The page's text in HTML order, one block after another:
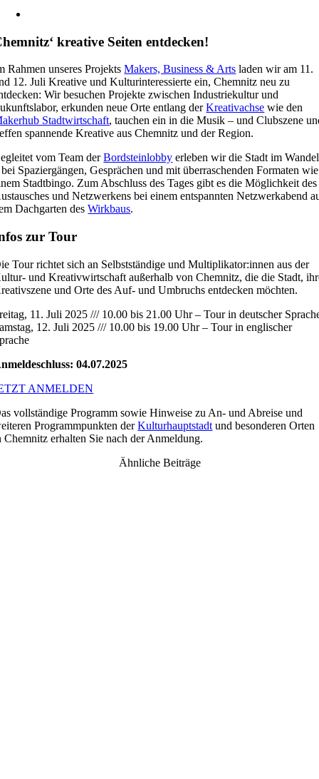
kreative Seiten entdecken!
Rahmen unseres ProjektsMakers, Business & Arts laden wir am 11.
12. Juli Kreative und Kulturinteressierte ein, Chemnitz neu zu
Wir besuchen Projekte zwischen Industriekultur und
erkunden neue Orte entlang derKreativachse wie den
Stadtwirtschaft, tauchen ein in die Musik – und Clubszene
spannende Kreative aus Chemnitz und der Region.
vom Team derBordsteinlobby erleben wir die Stadt im Wandel
Spaziergängen, Gesprächen und mit überraschenden Formaten wie
Stadtbingo. Zum Abschluss des Tages gibt es die Möglichkeit des
und Netzwerkens bei einem entspannten Netzwerkabend
Dachgarten desWirkbaus.
zur Tour
Tour richtet sich an Selbstständige und Multiplikator:innen aus der
und Kreativwirtschaft außerhalb von Chemnitz, die die Stadt,
und Orte des Auf- und Umbruchs entdecken möchten.
11. Juli 2025 /// 10.00 bis 21.00 Uhr – Tour in deutscher
12. Juli 2025 /// 10.00 bis 19.00 Uhr – Tour in englischer
04.07.2025
ANMELDEN
vollständige Programm sowie Hinweise zu An- und Abreise und
Programmpunkten derKulturhauptstadt und besonderen Orten
Chemnitz erhalten Sie nach der Anmeldung.
Ähnliche Beiträge